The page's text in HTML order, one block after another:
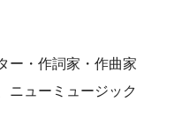
ー・作詞家・作曲家
ニューミュージック